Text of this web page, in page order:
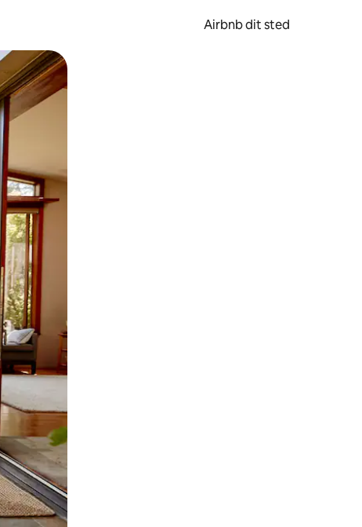
Airbnb dit sted